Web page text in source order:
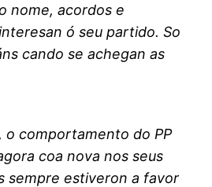
nome, acordos e
ó seu partido. So
cando se achegan as
o comportamento do PP
coa nova nos seus
sempre estiveron a favor